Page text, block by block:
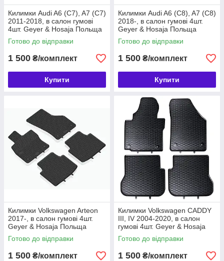
Килимки Audi A6 (C7), A7 (C7)
2011-2018, в салон гумові
4шт. Geyer & Hosaja Польща
(884/4C)
Готово до відправки
1 500 ₴/комплект
Купити
Килимки Audi A6 (C8), A7 (C8)
2018-, в салон гумові 4шт.
Geyer & Hosaja Польща
(917/4C)
Готово до відправки
1 500 ₴/комплект
Купити
Килимки Volkswagen Arteon
2017-, в салон гумові 4шт.
Geyer & Hosaja Польща
(914/4C)
Готово до відправки
1 500 ₴/комплект
Килимки Volkswagen CADDY
III, IV 2004-2020, в салон
гумові 4шт. Geyer & Hosaja
Польща (843/4C)
Готово до відправки
1 500 ₴/комплект